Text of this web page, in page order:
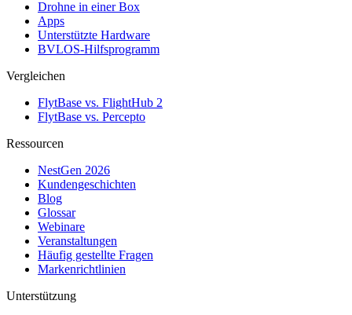
Drohne in einer Box
Apps
Unterstützte Hardware
BVLOS-Hilfsprogramm
Vergleichen
FlytBase vs. FlightHub 2
FlytBase vs. Percepto
Ressourcen
NestGen 2026
Kundengeschichten
Blog
Glossar
Webinare
Veranstaltungen
Häufig gestellte Fragen
Markenrichtlinien
Unterstützung